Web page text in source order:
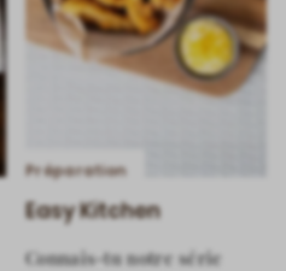
Préparation
Easy Kitchen
Connais-tu notre série